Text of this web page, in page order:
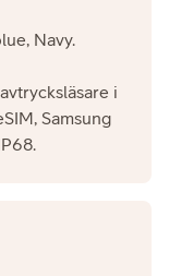
Navy.
i
Samsung